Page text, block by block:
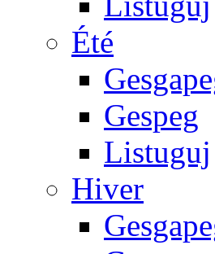
Été
Gespeg
Listuguj
Hiver